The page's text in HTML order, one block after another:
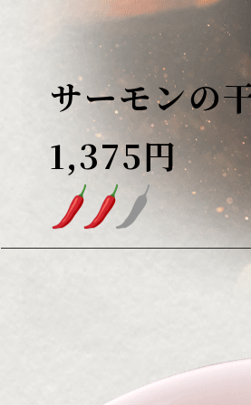
サーモンの
1,375円